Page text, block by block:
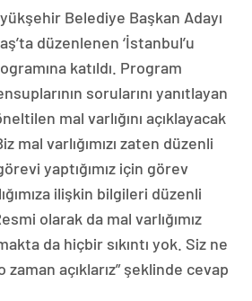
Belediye Başkan Adayı
düzenlenen ‘İstanbul’u
katıldı. Program
sorularını yanıtlayan
mal varlığını açıklayacak
mal varlığımızı zaten düzenli
yaptığımız için görev
ilişkin bilgileri düzenli
olarak da mal varlığımız
da hiçbir sıkıntı yok. Siz ne
açıklarız” şeklinde cevap